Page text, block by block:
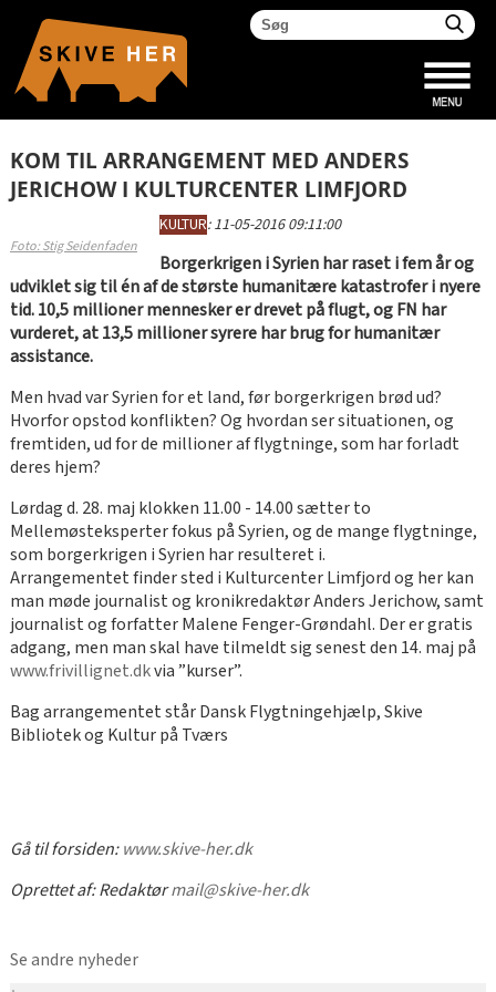
KOM TIL ARRANGEMENT MED ANDERS
JERICHOW I KULTURCENTER LIMFJORD
Foto: Stig Seidenfaden
KULTUR:11-05-2016 09:11:00
Borgerkrigen i Syrien har raset i fem år og
udviklet sig til én af de største humanitære katastrofer i nyere
tid. 10,5 millioner mennesker er drevet på flugt, og FN har
vurderet, at 13,5 millioner syrere har brug for humanitær
assistance.
Men hvad var Syrien for et land, før borgerkrigen brød ud?
Hvorfor opstod konflikten? Og hvordan ser situationen, og
fremtiden, ud for de millioner af flygtninge, som har forladt
deres hjem?
Lørdag d. 28. maj klokken 11.00 - 14.00 sætter to
Mellemøsteksperter fokus på Syrien, og de mange flygtninge,
som borgerkrigen i Syrien har resulteret i.
Arrangementet finder sted i Kulturcenter Limfjord og her kan
man møde journalist og kronikredaktør Anders Jerichow, samt
journalist og forfatter Malene Fenger-Grøndahl. Der er gratis
adgang, men man skal have tilmeldt sig senest den 14. maj på
www.frivillignet.dkvia ”kurser”.
Bag arrangementet står Dansk Flygtningehjælp, Skive
Bibliotek og Kultur på Tværs
Gå til forsiden:www.skive-her.dk
Oprettet af:Redaktørmail@skive-her.dk
Se andre nyheder